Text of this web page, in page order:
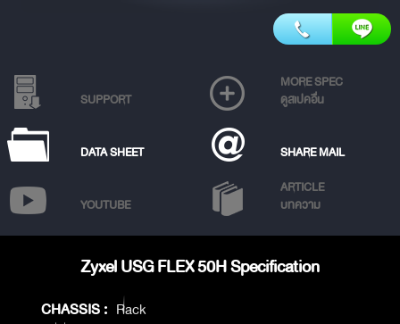
SUPPORT
MORE SPEC
ดูสเปคอื่น
DATA SHEET SHARE MAIL
YOUTUBE
ARTICLE
บทความ
Zyxel USG FLEX 50H Specification
CHASSIS : Rack